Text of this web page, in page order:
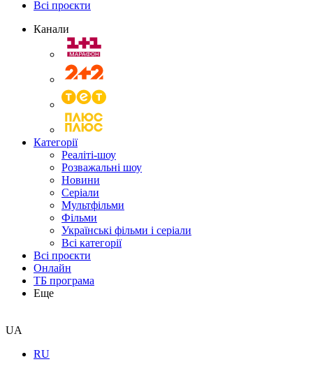
Всі проєкти
Канали
Категорії
Реаліті-шоу
Розважальні шоу
Новини
Серіали
Мультфільми
Фільми
Українські фільми і серіали
Всі категорії
Всі проєкти
Онлайн
ТБ програма
Еще
UA
RU